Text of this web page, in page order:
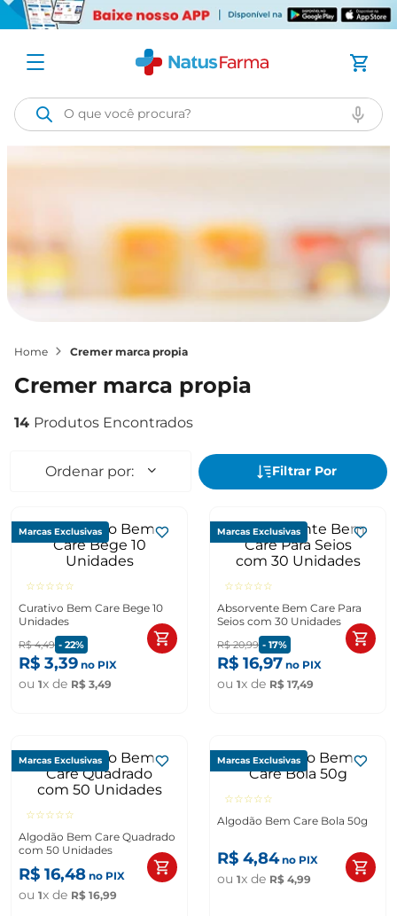
O que você procura?
cremer marca propia
cremer marca propia
14
Marcas Exclusivas
☆☆☆☆☆
Curativo Bem Care Bege 10
Unidades
R$ 4,49 - 22%
R$ 3,39 no PIX
ou 1x de R$ 3,49
Marcas Exclusivas
☆☆☆☆☆
Absorvente Bem Care Para
Seios com 30 Unidades
R$ 20,99 - 17%
R$ 16,97 no PIX
ou 1x de R$ 17,49
Marcas Exclusivas
☆☆☆☆☆
Algodão Bem Care Quadrado
com 50 Unidades
R$ 16,48 no PIX
ou 1x de R$ 16,99
Marcas Exclusivas
☆☆☆☆☆
Algodão Bem Care Bola 50g
R$ 4,84no PIX
ou 1x de R$ 4,99